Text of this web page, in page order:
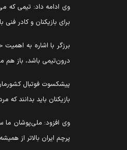
وی ادامه داد: تیمی که
برای بازیکنان و کادر
برزگر با اشاره به
درون‌تیمی باشد، باز هم
پیشکسوت فوتبال
بازیکنان باید بدانند
وی افزود: ملی‌پوشان ما
پرچم ایران بالاتر از